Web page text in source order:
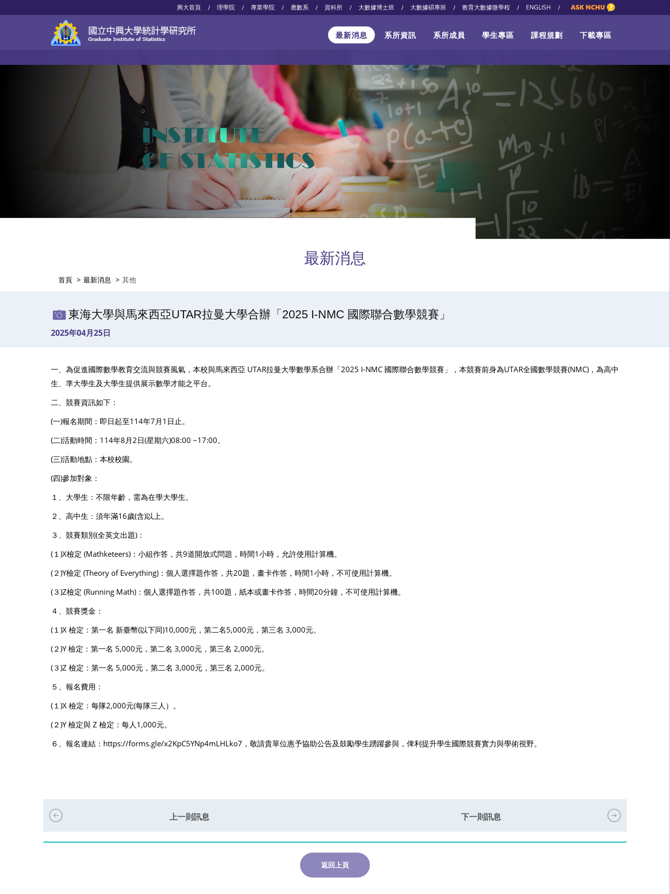
興大首頁 / 理學院 / 專業學院 / 應數系 / 資科所 / 大數據博士班 / 大數據碩專班 / 教育大數據微學程 / ENGLISH /
最新消息 系所資訊 系所成員 學生專區 課程規劃 下載專區
最新消息
首頁 最新消息 其他
東海大學與馬來西亞UTAR拉曼大學合辦「2025 I-NMC 國際聯合數學競賽」
2025年04月25日
一、為促進國際數學教育交流與競賽風氣，本校與馬來西亞 UTAR拉曼大學數學系合辦「2025 I-NMC 國際聯合數學競賽」，本競賽前身為UTAR全國數學競賽(NMC)，為高中
生、準大學生及大學生提供展示數學才能之平台。
二、競賽資訊如下：
(一)報名期間：即日起至114年7月1日止。
(二)活動時間：114年8月2日(星期六)08:00 ~17:00。
(三)活動地點：本校校園。
(四)參加對象：
１、大學生：不限年齡，需為在學大學生。
２、高中生：須年滿16歲(含)以上。
３、競賽類別(全英文出題)：
(１)X檢定 (Mathketeers)：小組作答，共9道開放式問題，時間1小時，允許使用計算機。
(２)Y檢定 (Theory of Everything)：個人選擇題作答，共20題，畫卡作答，時間1小時，不可使用計算機。
(３)Z檢定 (Running Math)：個人選擇題作答，共100題，紙本或畫卡作答，時間20分鐘，不可使用計算機。
４、競賽獎金：
(１)X 檢定：第一名 新臺幣(以下同)10,000元，第二名5,000元，第三名 3,000元。
(２)Y 檢定：第一名 5,000元，第二名 3,000元，第三名 2,000元。
(３)Z 檢定：第一名 5,000元，第二名 3,000元，第三名 2,000元。
５、報名費用：
(１)X 檢定：每隊2,000元(每隊三人）。
(２)Y 檢定與 Z 檢定：每人1,000元。
６、報名連結： https://forms.gle/x2KpC5YNp4mLHLko7 ，敬請貴單位惠予協助公告及鼓勵學生踴躍參與，俾利提升學生國際競賽實力與學術視野。
上一則訊息 下一則訊息
返回上頁